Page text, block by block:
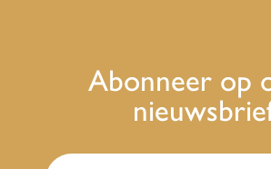
Abonneer op